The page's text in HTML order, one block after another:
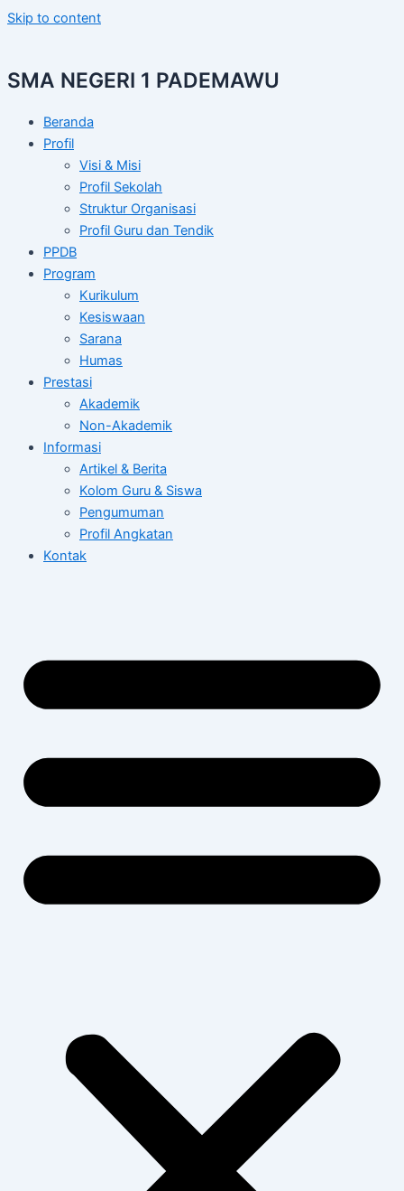
Skip to content
SMA NEGERI 1 PADEMAWU
Beranda
Profil
Visi & Misi
Profil Sekolah
Struktur Organisasi
Profil Guru dan Tendik
PPDB
Program
Kurikulum
Kesiswaan
Sarana
Humas
Prestasi
Akademik
Non-Akademik
Informasi
Artikel & Berita
Kolom Guru & Siswa
Pengumuman
Profil Angkatan
Kontak